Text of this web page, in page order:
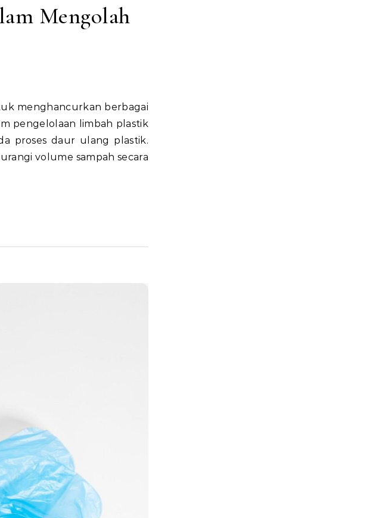
Mengolah
pengelolaan limbah plastik
proses daur ulang plastik.
volume sampah secara